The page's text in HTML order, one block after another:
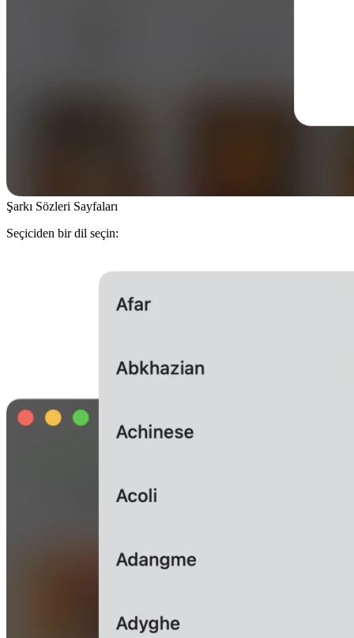
Şarkı Sözleri Sayfaları
Seçiciden bir dil seçin: